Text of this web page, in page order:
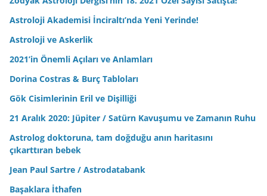
Astroloji Akademisi İnciraltı’nda Yeni Yerinde!
Astroloji ve Askerlik
2021’in Önemli Açıları ve Anlamları
Dorina Costras & Burç Tabloları
Gök Cisimlerinin Eril ve Dişilliği
21 Aralık 2020: Jüpiter / Satürn Kavuşumu ve Zamanın Ruhu
Astrolog doktoruna, tam doğduğu anın haritasını
çıkarttıran bebek
Jean Paul Sartre / Astrodatabank
Başaklara İthafen